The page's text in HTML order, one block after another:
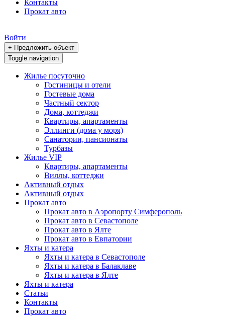
Контакты
Прокат авто
Войти
+ Предложить объект
Toggle navigation
Жилье посуточно
Гостиницы и отели
Гостевые дома
Частный сектор
Дома, коттеджи
Квартиры, апартаменты
Эллинги (дома у моря)
Санатории, пансионаты
Турбазы
Жилье VIP
Квартиры, апартаменты
Виллы, коттеджи
Активный отдых
Активный отдых
Прокат авто
Прокат авто в Аэропорту Симферополь
Прокат авто в Севастополе
Прокат авто в Ялте
Прокат авто в Евпатории
Яхты и катера
Яхты и катера в Севастополе
Яхты и катера в Балаклаве
Яхты и катера в Ялте
Яхты и катера
Статьи
Контакты
Прокат авто